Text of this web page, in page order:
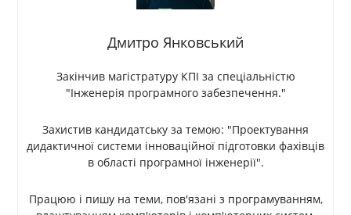
Дмитро Янковський
Закінчив магістратуру КПІ за спеціальністю
"Інженерія програмного забезпечення."
Захистив кандидатську за темою: "Проектування
дидактичної системи інноваційної підготовки фахівців
в області програмної інженерії".
Працюю і пишу на теми, пов'язані з програмуванням,